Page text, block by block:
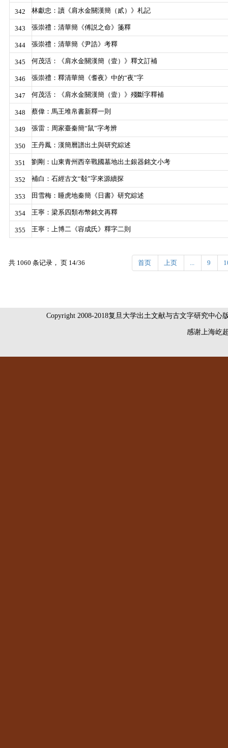
342 林獻忠：讀《肩水金關漢簡（貳）》札記
343 張崇禮：清華簡《傅説之命》箋釋
344 張崇禮：清華簡《尹誥》考釋
345 何茂活：《肩水金關漢簡（壹）》釋文訂補
346 張崇禮：釋清華簡《耆夜》中的“夜”字
347 何茂活：《肩水金關漢簡（壹）》殘斷字釋補
348 蔡偉：馬王堆帛書新釋一則
349 張雷：周家臺秦簡“鼠”字考辨
350 王丹鳳：漢簡曆譜出土與研究綜述
351 劉剛：山東青州西辛戰國墓地出土銀器銘文小考
352 補白：石經古文“殽”字來源續探
353 田雪梅：睡虎地秦簡《日書》研究綜述
354 王寧：梁系四類布幣銘文再釋
355 王寧：上博二《容成氏》釋字二則
共 1060 条记录， 页 14/36 首页 上页 ... 9
Copyright 2008-2018复旦大学出土文献与古文字研究中
感谢上海屹